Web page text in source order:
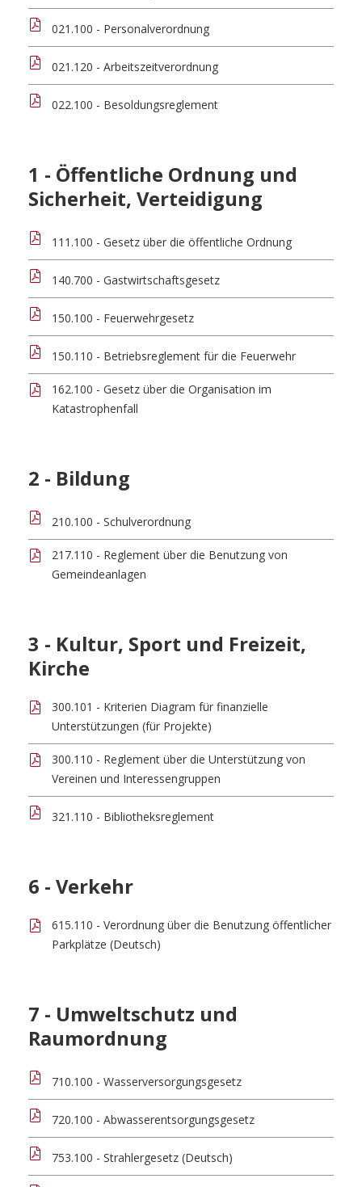
021.100 - Personalverordnung
021.120 - Arbeitszeitverordnung
022.100 - Besoldungsreglement
1 - Öffentliche Ordnung und
Sicherheit, Verteidigung
111.100 - Gesetz über die öffentliche Ordnung
140.700 - Gastwirtschaftsgesetz
150.100 - Feuerwehrgesetz
150.110 - Betriebsreglement für die Feuerwehr
162.100 - Gesetz über die Organisation im
Katastrophenfall
2 - Bildung
210.100 - Schulverordnung
217.110 - Reglement über die Benutzung von
Gemeindeanlagen
3 - Kultur, Sport und Freizeit,
Kirche
300.101 - Kriterien Diagram für finanzielle
Unterstützungen (für Projekte)
300.110 - Reglement über die Unterstützung von
Vereinen und Interessengruppen
321.110 - Bibliotheksreglement
6 - Verkehr
615.110 - Verordnung über die Benutzung öffentlicher
Parkplätze (Deutsch)
7 - Umweltschutz und
Raumordnung
710.100 - Wasserversorgungsgesetz
720.100 - Abwasserentsorgungsgesetz
753.100 - Strahlergesetz (Deutsch)